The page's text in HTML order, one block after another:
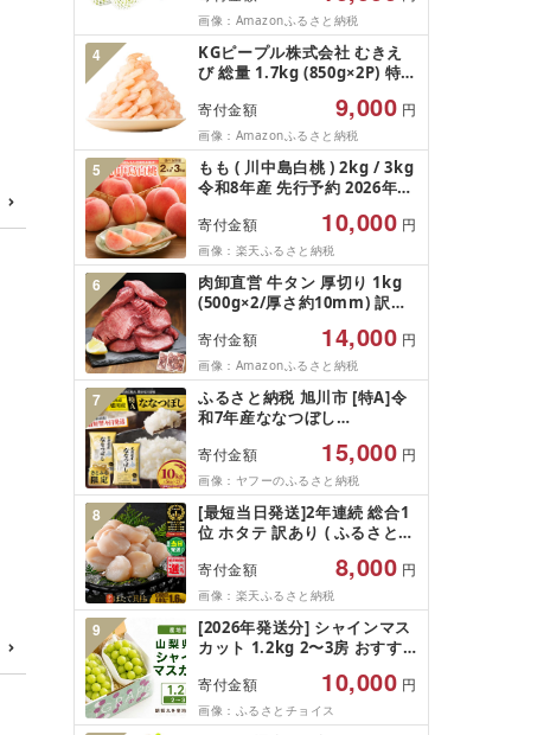
フルーツ ぶどう 果物 山梨県
産 2026 旬 大粒 高級 ブドウ
葡萄 富士吉田市
画像：Amazonふるさと納税
4
KGピープル株式会社 むきえ
び 総量 1.7kg (850g×2P) 特大
凍結 下処理不要 サイズ不揃い
訳あり
寄付金額 9,000 円
画像：Amazonふるさと納税
5
もも ( 川中島白桃 ) 2kg / 3kg
令和8年産 先行予約 2026年
ツ 秀品 のし 贈答 ギフト おす
そ分け 期間限定 冷蔵便 送料
無料 産地直送 お取り寄せ [ 山
形県 天童市 ]
寄付金額 10,000 円
画像：楽天ふるさと納税
6
肉卸直営 牛タン 厚切り 1kg
(500g×2/厚さ約10mm) 訳あ
ライス 業務用 バーベキュー
BBQ おつまみ ギフト お祝い
お中元 夏ギフト
寄付金額 14,000 円
画像：Amazonふるさと納税
7
ふるさと納税 旭川市 [特A]令
和7年産ななつぼし
お米[さとふる限定]_05957
寄付金額 15,000 円
画像：ヤフーのふるさと納税
8
[最短当日発送]2年連続 総合1
位 ホタテ 訳あり ( ふるさと納
り 帆立 ふるさと わけあり ホ
タテ貝柱 貝 人気 不揃い 刺身
規格外 魚介 ランキング 海鮮
冷凍 発送時期が選べる 北海道
別海町 )(クラウドファンディ
ング対象)
寄付金額 8,000 円
画像：楽天ふるさと納税
9
[2026年発送分] シャインマス
カット 1.2kg 2〜3房 おすす
ーツ ブドウ 果物 ぶどう シャ
イン マスカット くだもの お
届け 国産 葡萄 贈答 新鮮
寄付金額 10,000 円
画像：ふるさとチョイス